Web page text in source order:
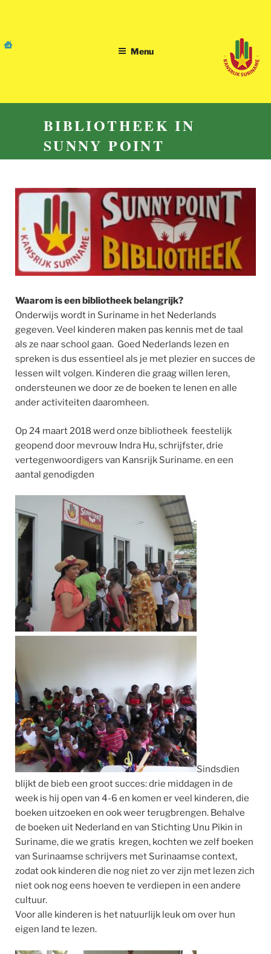
Menu
BIBLIOTHEEK IN
SUNNY POINT
Waarom is een bibliotheek belangrijk?
Onderwijs wordt in Suriname in het Nederlands
gegeven. Veel kinderen maken pas kennis met de taal
als ze naar school gaan. Goed Nederlands lezen en
spreken is dus essentieel als je met plezier en succes de
lessen wilt volgen. Kinderen die graag willen leren,
ondersteunen we door ze de boeken te lenen en alle
ander activiteiten daaromheen.
Op 24 maart 2018 werd onze bibliotheek feestelijk
geopend door mevrouw Indra Hu, schrijfster, drie
vertegenwoordigers van Kansrijk Suriname. en een
aantal genodigden
Sindsdien
blijkt de bieb een groot succes: drie middagen in de
week is hij open van 4-6 en komen er veel kinderen, die
boeken uitzoeken en ook weer terugbrengen. Behalve
de boeken uit Nederland en van Stichting Unu Pikin in
Suriname, die we gratis kregen, kochten we zelf boeken
van Surinaamse schrijvers met Surinaamse context,
zodat ook kinderen die nog niet zo ver zijn met lezen zich
niet ook nog eens hoeven te verdiepen in een andere
cultuur.
Voor alle kinderen is het natuurlijk leuk om over hun
eigen land te lezen.